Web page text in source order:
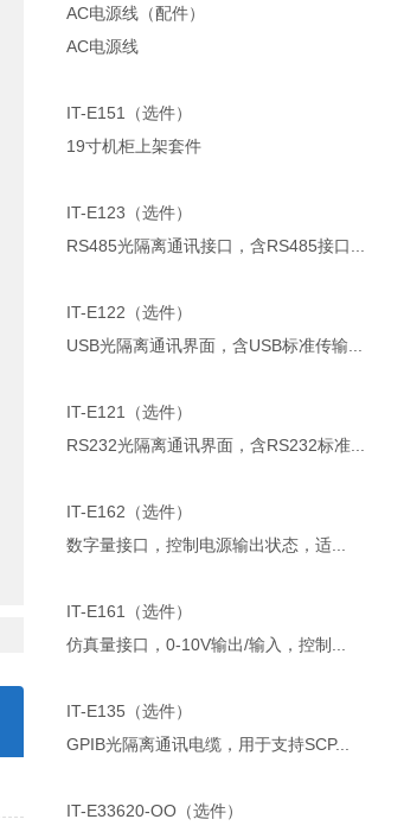
AC电源线（配件）
AC电源线
IT-E151（选件）
19寸机柜上架套件
IT-E123（选件）
RS485光隔离通讯接口，含RS485接口...
IT-E122（选件）
USB光隔离通讯界面，含USB标准传输...
IT-E121（选件）
RS232光隔离通讯界面，含RS232标准...
IT-E162（选件）
数字量接口，控制电源输出状态，适...
IT-E161（选件）
仿真量接口，0-10V输出/输入，控制...
IT-E135（选件）
GPIB光隔离通讯电缆，用于支持SCP...
IT-E33620-OO（选件）